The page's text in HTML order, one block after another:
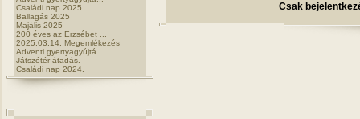
Családi nap 2025.
Ballagás 2025
Majális 2025
200 éves az Erzsébet ...
2025.03.14. Megemlékezés
Adventi gyertyagyújtá...
Játszótér átadás.
Családi nap 2024.
Csak